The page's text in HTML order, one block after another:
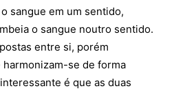
sangue em um sentido,
o sangue noutro sentido.
entre si, porém
se de forma
é que as duas